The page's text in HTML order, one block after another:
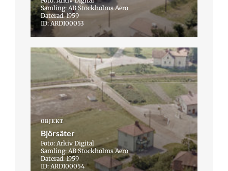
Samling: AB Stockholms Aero
Daterad: 1959
ID: ARDI00053
OBJEKT
Björsäter
Foto: Arkiv Digital
Samling: AB Stockholms Aero
Daterad: 1959
ID: ARDI00054